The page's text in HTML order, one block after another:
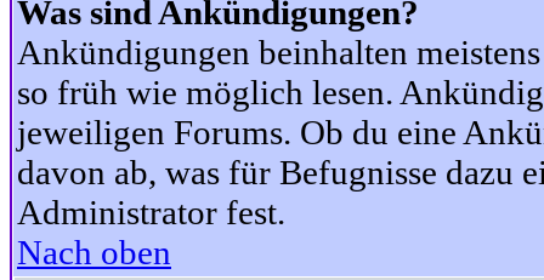
Was sind Ankündigungen?
Ankündigungen beinhalten
so früh wie möglich lesen.
jeweiligen Forums. Ob du eine
davon ab, was für Befugnisse dazu
Administrator fest.
Nach oben